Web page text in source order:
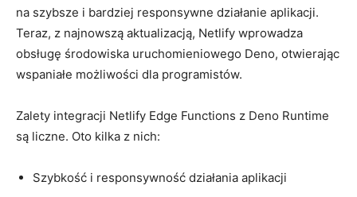
na szybsze i bardziej responsywne działanie aplikacji.
Teraz, z najnowszą⁢ aktualizacją, Netlify wprowadza
⁤obsługę środowiska uruchomieniowego ​Deno,‍ otwierając⁢
wspaniałe możliwości dla‌ programistów.
Zalety integracji ⁣Netlify⁢ Edge‍ Functions ​z Deno Runtime
są liczne. Oto kilka z nich:
Szybkość i responsywność działania‍ aplikacji